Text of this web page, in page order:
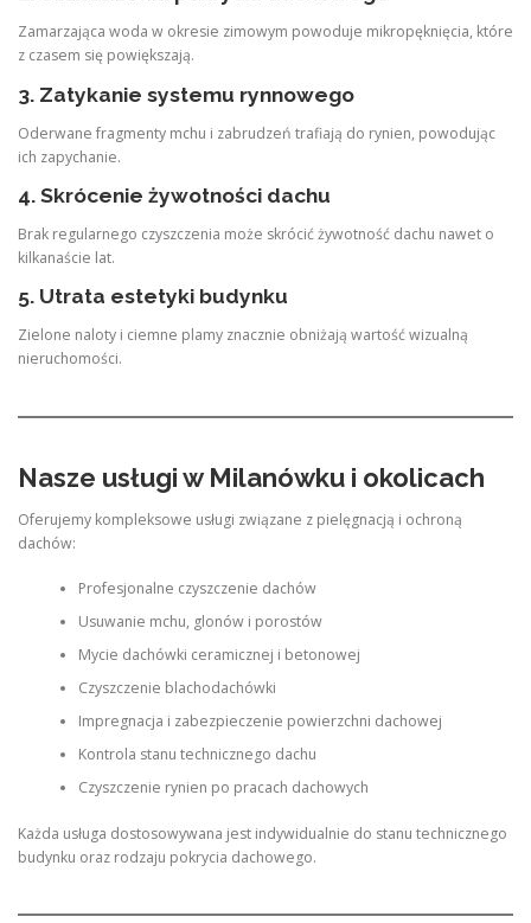
Zamarzająca woda w okresie zimowym powoduje mikropęknięcia, które
z czasem się powiększają.
3. Zatykanie systemu rynnowego
Oderwane fragmenty mchu i zabrudzeń trafiają do rynien, powodując
ich zapychanie.
4. Skrócenie żywotności dachu
Brak regularnego czyszczenia może skrócić żywotność dachu nawet o
kilkanaście lat.
5. Utrata estetyki budynku
Zielone naloty i ciemne plamy znacznie obniżają wartość wizualną
nieruchomości.
Nasze usługi w Milanówku i okolicach
Oferujemy kompleksowe usługi związane z pielęgnacją i ochroną
dachów:
Profesjonalne czyszczenie dachów
Usuwanie mchu, glonów i porostów
Mycie dachówki ceramicznej i betonowej
Czyszczenie blachodachówki
Impregnacja i zabezpieczenie powierzchni dachowej
Kontrola stanu technicznego dachu
Czyszczenie rynien po pracach dachowych
Każda usługa dostosowywana jest indywidualnie do stanu technicznego
budynku oraz rodzaju pokrycia dachowego.